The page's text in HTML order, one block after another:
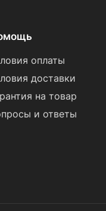
оплаты
доставки
на товар
и ответы